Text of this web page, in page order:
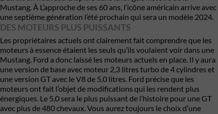
Mustang. À L’approche de ses 60 ans, l’icône américain arrive avec
une septième génération l’été prochain qui sera un modèle 2024.
DES MOTEURS PLUS PUISSANTS
Les propriétaires actuels ont clairement fait comprendre que les
moteurs à essence étaient les seuls qu’ils voulaient voir dans une
Mustang. Ford a donc laissé les moteurs actuels en place. Il y aura
une version de base avec moteur 2,3 litres turbo de 4 cylindres et
une version GT avec le V8 de 5,0 litres. Ford précise que les
moteurs ont fait l’objet de modifications qui les rendent plus
énergiques. Le 5,0 sera le plus puissant de l’histoire pour une GT
avec plus de 480 chevaux. Vous aurez toujours le choix d’une